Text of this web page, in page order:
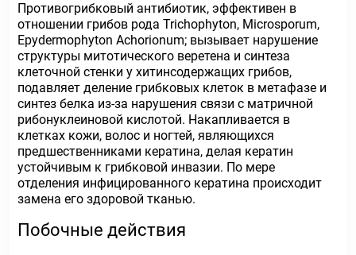
Противогрибковый антибиотик, эффективен в
отношении грибов рода Trichophyton, Microsporum,
Epydermophyton Achorionum; вызывает нарушение
структуры митотического веретена и синтеза
клеточной стенки у хитинсодержащих грибов,
подавляет деление грибковых клеток в метафазе и
синтез белка из-за нарушения связи с матричной
рибонуклеиновой кислотой. Накапливается в
клетках кожи, волос и ногтей, являющихся
предшественниками кератина, делая кератин
устойчивым к грибковой инвазии. По мере
отделения инфицированного кератина происходит
замена его здоровой тканью.
Побочные действия